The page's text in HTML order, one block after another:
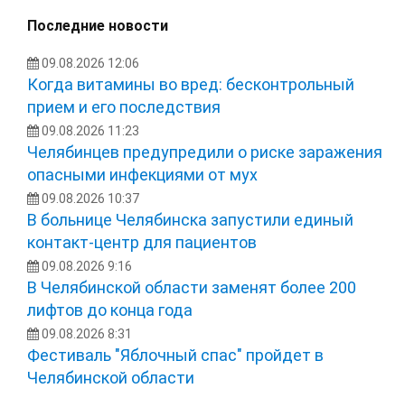
Последние новости
09.08.2026 12:06
Когда витамины во вред: бесконтрольный
прием и его последствия
09.08.2026 11:23
Челябинцев предупредили о риске заражения
опасными инфекциями от мух
09.08.2026 10:37
В больнице Челябинска запустили единый
контакт-центр для пациентов
09.08.2026 9:16
В Челябинской области заменят более 200
лифтов до конца года
09.08.2026 8:31
Фестиваль "Яблочный спас" пройдет в
Челябинской области